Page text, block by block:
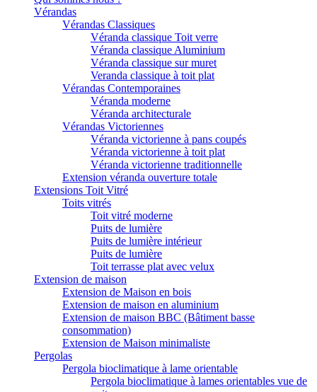
Vérandas
Vérandas Classiques
Véranda classique Toit verre
Véranda classique Aluminium
Véranda classique sur muret
Veranda classique à toit plat
Vérandas Contemporaines
Véranda moderne
Véranda architecturale
Vérandas Victoriennes
Véranda victorienne à pans coupés
Véranda victorienne à toit plat
Véranda victorienne traditionnelle
Extension véranda ouverture totale
Extensions Toit Vitré
Toits vitrés
Toit vitré moderne
Puits de lumière
Puits de lumière intérieur
Puits de lumière
Toit terrasse plat avec velux
Extension de maison
Extension de Maison en bois
Extension de maison en aluminium
Extension de maison BBC (Bâtiment basse
consommation)
Extension de Maison minimaliste
Pergolas
Pergola bioclimatique à lame orientable
Pergola bioclimatique à lames orientables vue de